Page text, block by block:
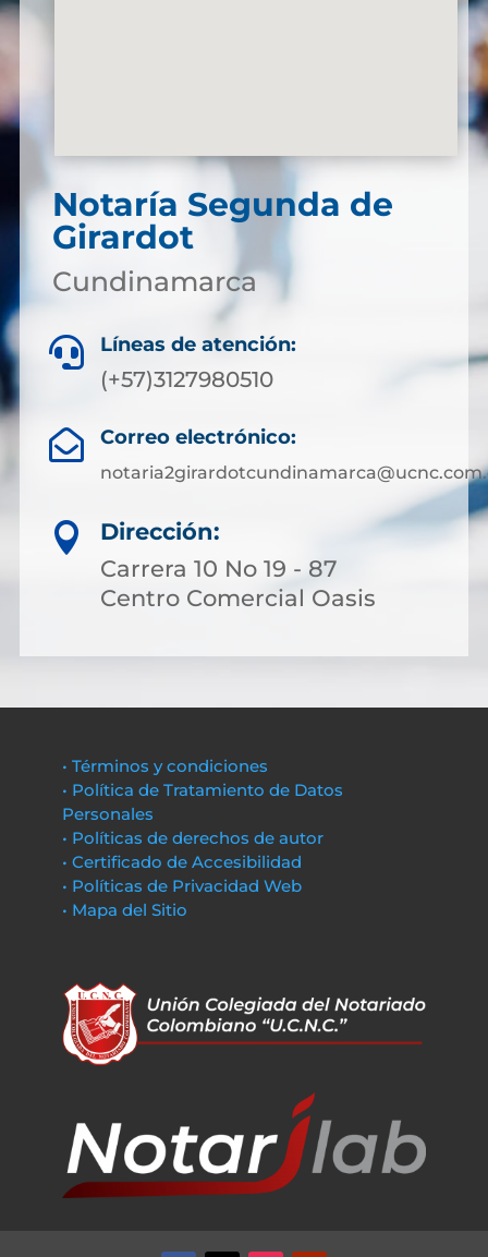
Notaría Segunda de
Girardot
Cundinamarca
 Líneas de atención:
(+57)3127980510
 Correo electrónico:

Dirección:
Carrera 10 No 19 - 87
Centro Comercial Oasis
• Términos y condiciones
• Política de Tratamiento de Datos
Personales
• Políticas de derechos de autor
• Certificado de Accesibilidad
• Políticas de Privacidad Web
• Mapa del Sitio